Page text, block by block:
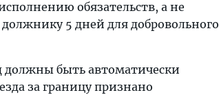
обязательств, а не
5 дней для добровольного
должны быть автоматически
за границу признано